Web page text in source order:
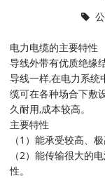
电力电缆的主要特性
导线外带有优质绝缘
导线一样,在电力系统
缆可在各种场合下敷
久耐用,成本较高。
主要特性
（1）能承受较高、
（2）能传输很大的
性。